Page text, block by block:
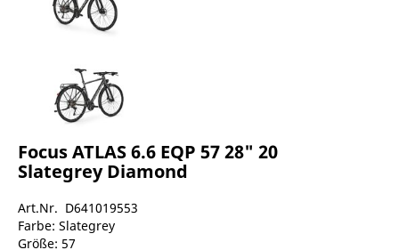
Focus ATLAS 6.6 EQP 57 28" 20
Slategrey Diamond
Art.Nr. D641019553
Farbe: Slategrey
Größe: 57